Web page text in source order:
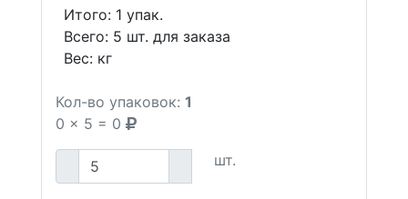
Итого: 1 упак.
Всего: 5 шт. для заказа
Вес: кг
Кол-во упаковок: 1
0 x 5 = 0
шт.